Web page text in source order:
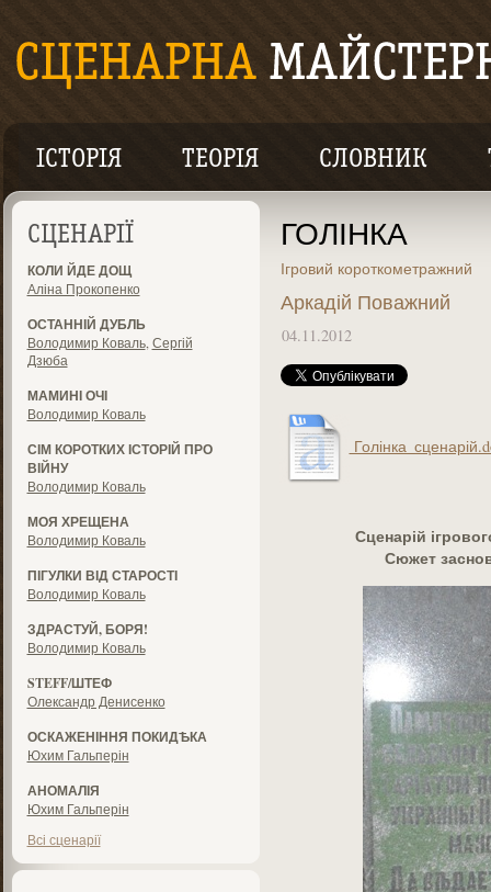
ІСТОРІЯ ТЕОРІЯ СЛОВНИК
СЦЕНАРІЇ
КОЛИ ЙДЕ ДОЩ
Аліна Прокопенко
ОСТАННІЙ ДУБЛЬ
Володимир Коваль, Сергій
Дзюба
МАМИНІ ОЧІ
Володимир Коваль
СІМ КОРОТКИХ ІСТОРІЙ ПРО
ВІЙНУ
Володимир Коваль
МОЯ ХРЕЩЕНА
Володимир Коваль
ПІГУЛКИ ВІД СТАРОСТІ
Володимир Коваль
ЗДРАСТУЙ, БОРЯ!
Володимир Коваль
STEFF/ШТЕФ
Олександр Денисенко
ОСКАЖЕНІННЯ ПОКИДѢКА
Юхим Гальперін
АНОМАЛІЯ
Юхим Гальперін
Всі сценарії
ГОЛІНКА
Ігровий короткометражний
Аркадій Поважний
04.11.2012
Сценарій
Сюжет